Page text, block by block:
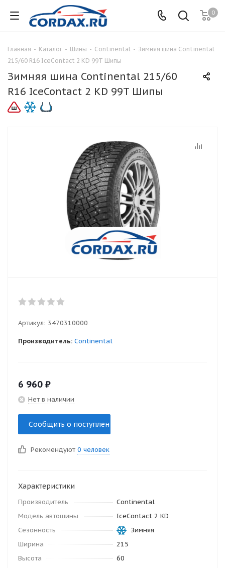
0
Главная - Каталог - Шины - Continental - Зимняя шина Continental
215/60 R16 IceContact 2 KD 99T Шипы
Зимняя шина Continental 215/60
R16 IceContact 2 KD 99T Шипы
Артикул: 3470310000
Производитель: Continental
6 960 ₽
Нет в наличии
Сообщить о поступлении
Рекомендуют 0 человек
Характеристики
Производитель
Continental
Модель автошины
IceContact 2 KD
Сезонность
Зимняя
Ширина
215
Высота
60